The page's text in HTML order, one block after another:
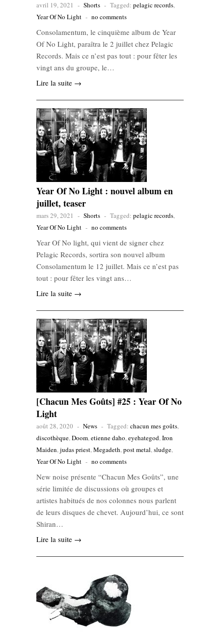
avril 19, 2021 - Shorts - Tagged: pelagic records,
Year Of No Light - no comments
Consolamentum, le cinquième album de Year
Of No Light, paraîtra le 2 juillet chez Pelagic
Records. Mais ce n’est pas tout : pour fêter les
vingt ans du groupe, le…
Lire la suite →
Year Of No Light : nouvel album en
juillet, teaser
mars 29, 2021 - Shorts - Tagged: pelagic records,
Year Of No Light - no comments
Year Of No light, qui vient de signer chez
Pelagic Records, sortira son nouvel album
Consolamentum le 12 juillet. Mais ce n’est pas
tout : pour fêter les vingt ans…
Lire la suite →
[Chacun Mes Goûts] #25 : Year Of No
Light
août 28, 2020 - News - Tagged: chacun mes goûts,
discothèque,Doom,etienne daho,eyehategod,Iron
Maiden,judas priest,Megadeth,post metal,sludge,
Year Of No Light - no comments
New noise présente “Chacun Mes Goûts”, une
série limitée de discussions où groupes et
artistes habitués de nos colonnes nous parlent
de leurs disques de chevet. Aujourd’hui, ce sont
Shiran…
Lire la suite →